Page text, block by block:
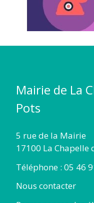
Mairie de La
Pots
5 rue de la Mairie
17100 La Chapelle
Téléphone : 05 46
Nous contacter